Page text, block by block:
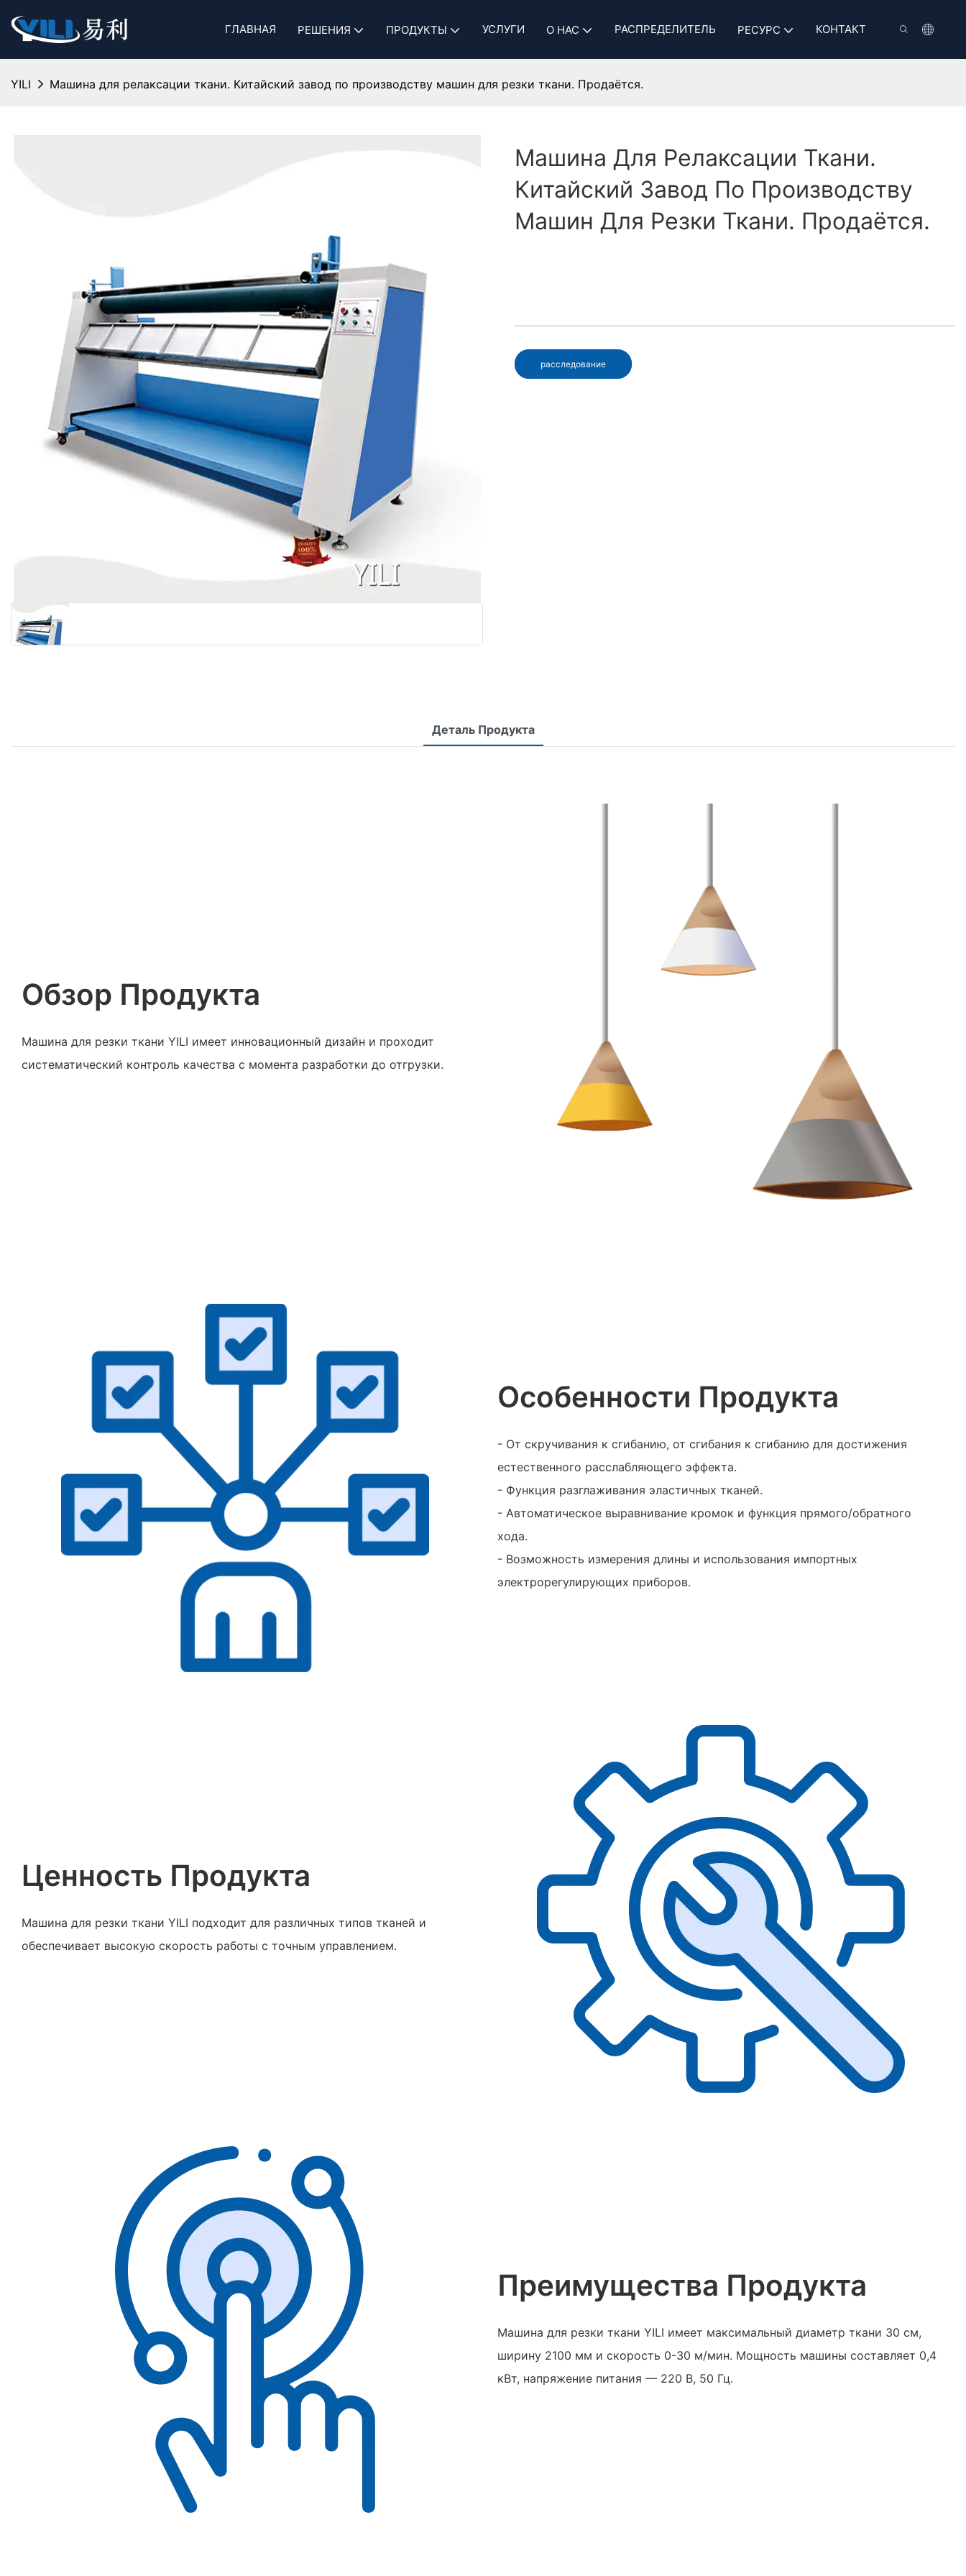
ГЛАВНАЯ РЕШЕНИЯ ПРОДУКТЫ УСЛУГИ О НАС РАСПРЕДЕЛИТЕЛЬ РЕСУРС КОНТАКТ
YILI Машина для релаксации ткани. Китайский завод по производству машин для резки ткани. Продаётся.
Машина Для Релаксации Ткани.
Китайский Завод По Производству
Машин Для Резки Ткани. Продаётся.
расследование
Деталь Продукта
Обзор Продукта
Машина для резки ткани YILI имеет инновационный дизайн и проходит
систематический контроль качества с момента разработки до отгрузки.
Особенности Продукта
- От скручивания к сгибанию, от сгибания к сгибанию для достижения
естественного расслабляющего эффекта.
- Функция разглаживания эластичных тканей.
- Автоматическое выравнивание кромок и функция прямого/обратного
хода.
- Возможность измерения длины и использования импортных
электрорегулирующих приборов.
Ценность Продукта
Машина для резки ткани YILI подходит для различных типов тканей и
обеспечивает высокую скорость работы с точным управлением.
Преимущества Продукта
Машина для резки ткани YILI имеет максимальный диаметр ткани 30 см,
ширину 2100 мм и скорость 0-30 м/мин. Мощность машины составляет 0,4
кВт, напряжение питания — 220 В, 50 Гц.